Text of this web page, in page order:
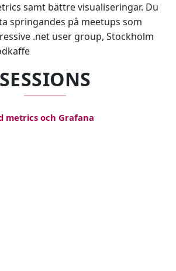
samt bättre visualiseringar. Du
springandes på meetups som
.net user group, Stockholm
SESSIONS
metrics och Grafana